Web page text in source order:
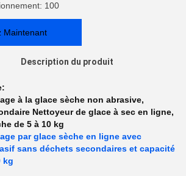
100
Maintenant
Description du produit
à la glace sèche non abrasive,
Nettoyeur de glace à sec en ligne,
de 5 à 10 kg
par glace sèche en ligne avec
sans déchets secondaires et capacité
kg